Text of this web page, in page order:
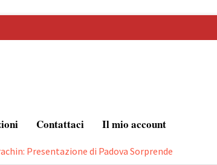
Contattaci Il mio account
Presentazione di Padova Sorprende